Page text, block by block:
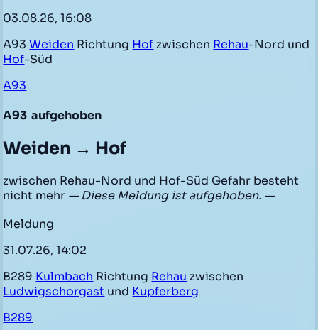
03.08.26, 16:08
A93Weiden Richtung Hof zwischen Rehau-Nord und
Hof-Süd
A93
A93 aufgehoben
Weiden → Hof
zwischen Rehau-Nord und Hof-Süd Gefahr besteht
nicht mehr — Diese Meldung ist aufgehoben. —
Meldung
31.07.26, 14:02
B289 Kulmbach Richtung Rehau zwischen
Ludwigschorgast und Kupferberg
B289